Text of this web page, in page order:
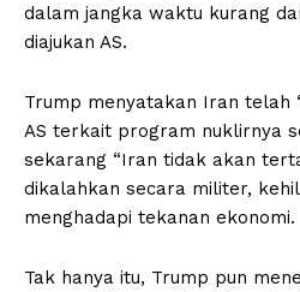
dalam jangka waktu kurang
diajukan AS.
Trump menyatakan Iran telah
AS terkait program nuklirnya
sekarang “Iran tidak akan
dikalahkan secara militer,
menghadapi tekanan ekonomi.
Tak hanya itu, Trump pun